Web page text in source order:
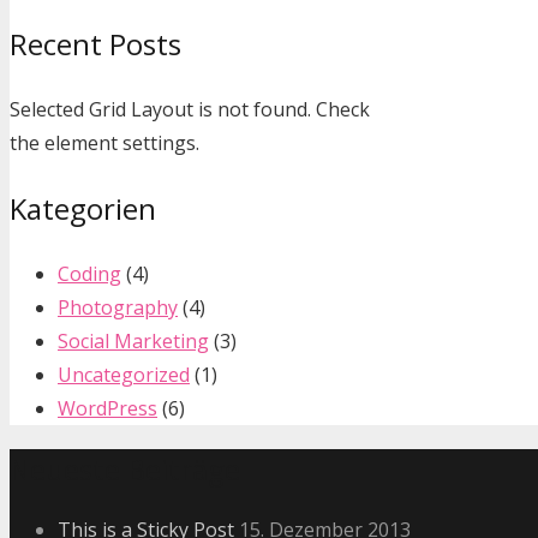
Recent Posts
Selected Grid Layout is not found. Check
the element settings.
Kategorien
Coding(4)
Photography(4)
Social Marketing(3)
Uncategorized (1)
WordPress (6)
This is a Sticky Post 15. Dezember 2013